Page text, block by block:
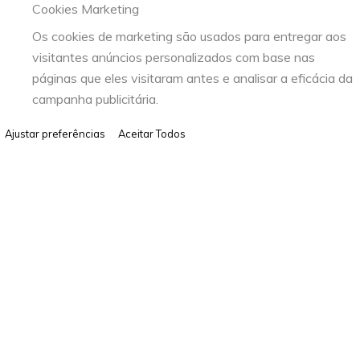
Cookies Marketing
Os cookies de marketing são usados para entregar aos
visitantes anúncios personalizados com base nas
páginas que eles visitaram antes e analisar a eficácia da
campanha publicitária.
Ajustar preferências Aceitar Todos